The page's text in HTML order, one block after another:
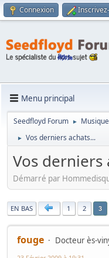
Connexion
Menu principal
Seedfloyd Forum ►
► Vos derniers achats...
Vos derniers
Démarré par
EN BAS 1 2 3
fouge
Docteur ès-